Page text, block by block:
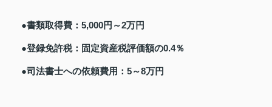
●書類取得費：5,000円～2万円
●登録免許税：固定資産税評価額の0.4％
●司法書士への依頼費用：5～8万円